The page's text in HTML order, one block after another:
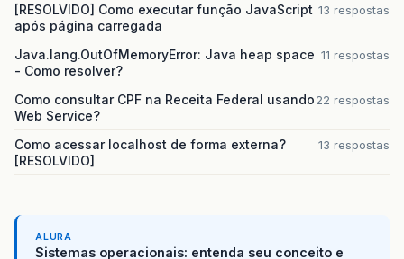
[RESOLVIDO] Como executar função JavaScript
após página carregada
13 respostas
Java.lang.OutOfMemoryError: Java heap space
- Como resolver?
11 respostas
Como consultar CPF na Receita Federal usando
Web Service?
22 respostas
Como acessar localhost de forma externa?
[RESOLVIDO]
13 respostas
ALURA
Sistemas operacionais: entenda seu conceito e